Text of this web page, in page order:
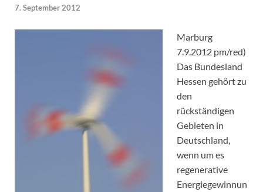
7. September 2012
Marburg
7.9.2012 pm/red)
Das Bundesland
Hessen gehört zu
den
rückständigen
Gebieten in
Deutschland,
wenn um es
regenerative
Energiegewinnun